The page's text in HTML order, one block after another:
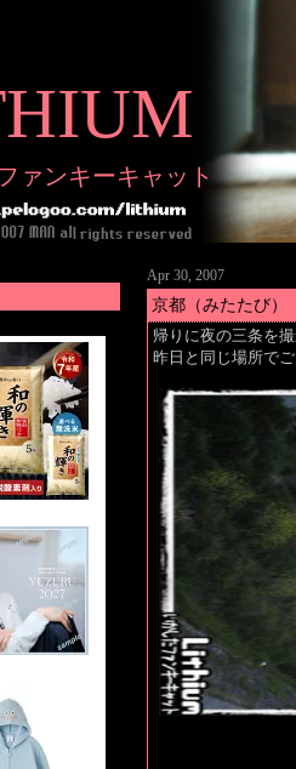
ァンキーキャット
Apr 30, 2007
京都（みたたび）
帰りに夜の三条を
昨日と同じ場所で